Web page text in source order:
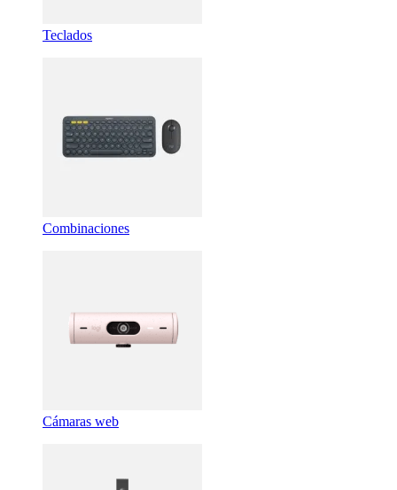
Teclados
Combinaciones
Cámaras web